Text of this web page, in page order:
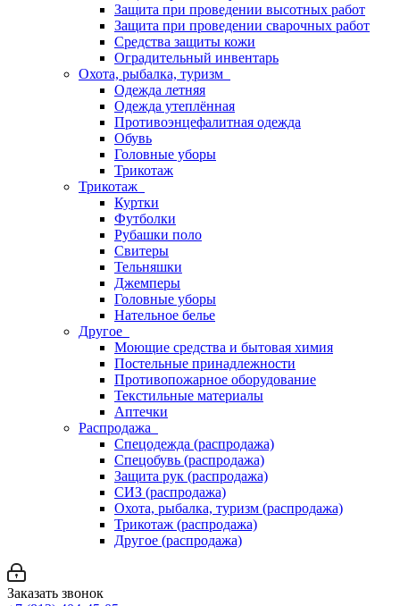
Защита при проведении высотных работ
Защита при проведении сварочных работ
Средства защиты кожи
Оградительный инвентарь
Охота, рыбалка, туризм
Одежда летняя
Одежда утеплённая
Противоэнцефалитная одежда
Обувь
Головные уборы
Трикотаж
Трикотаж
Куртки
Футболки
Рубашки поло
Свитеры
Тельняшки
Джемперы
Головные уборы
Нательное белье
Другое
Моющие средства и бытовая химия
Постельные принадлежности
Противопожарное оборудование
Текстильные материалы
Аптечки
Распродажа
Спецодежда (распродажа)
Спецобувь (распродажа)
Защита рук (распродажа)
СИЗ (распродажа)
Охота, рыбалка, туризм (распродажа)
Трикотаж (распродажа)
Другое (распродажа)
Заказать звонок